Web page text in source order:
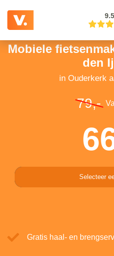
9.5
Mobiele
den
in Ouderkerk
79,-
Selecteer
Gratis haal- en